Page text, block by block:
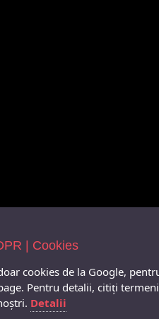
| Cookies
cookies de la Google,
Pentru detalii, citiți
Detalii